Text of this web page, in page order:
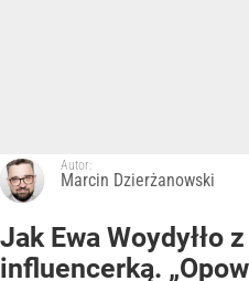
Autor:
Marcin Dzierżanowski
Jak Ewa Woydyłło
influencerką.